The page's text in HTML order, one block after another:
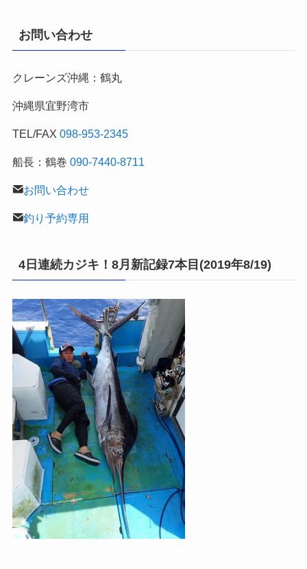
月
別
釣
記
お問い合わせ
クレーンズ沖縄：鶴丸
沖縄県宜野湾市
TEL/FAX 098-953-2345
船長：鶴巻 090-7440-8711
お問い合わせ
釣り予約専用
4日連続カジキ！8月新記録7本目(2019年8/19)